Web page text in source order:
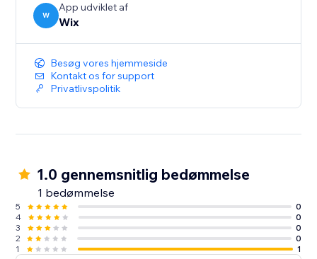
W
App udviklet af
Wix
Besøg vores hjemmeside
Kontakt os for support
Privatlivspolitik
1.0 gennemsnitlig bedømmelse
1 bedømmelse
5
0
4
0
3
0
2
0
1
1